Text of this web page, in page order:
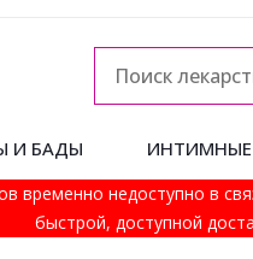
И БАДЫ ИНТИМНЫЕ
временно недоступно в
быстрой, доступной